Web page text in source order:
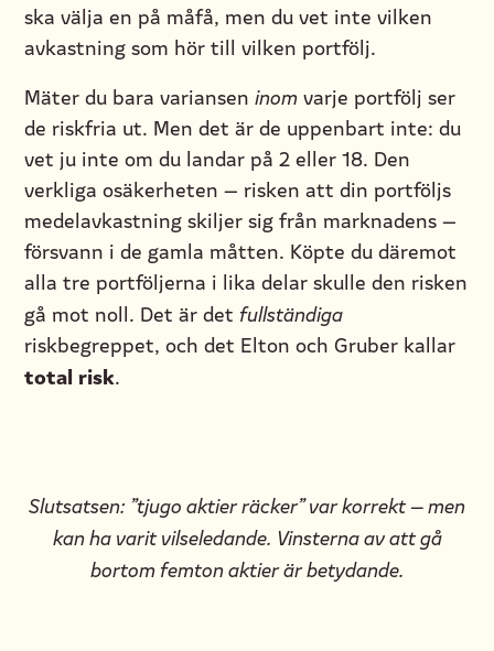
ska välja en på måfå, men du vet inte vilken
avkastning som hör till vilken portfölj.
Mäter du bara variansen inom varje portfölj ser
de riskfria ut. Men det är de uppenbart inte: du
vet ju inte om du landar på 2 eller 18. Den
verkliga osäkerheten — risken att din portföljs
medelavkastning skiljer sig från marknadens —
försvann i de gamla måtten. Köpte du däremot
alla tre portföljerna i lika delar skulle den risken
gå mot noll. Det är det fullständiga
riskbegreppet, och det Elton och Gruber kallar
total risk.
Slutsatsen: ”tjugo aktier räcker” var korrekt — men
kan ha varit vilseledande. Vinsterna av att gå
bortom femton aktier är betydande.